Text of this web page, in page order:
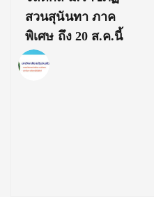
สวนสุนันทา ภาค
พิเศษ ถึง 20 ส.ค.นี้